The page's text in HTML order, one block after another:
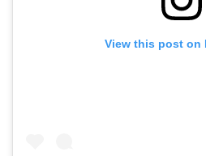
View this post on